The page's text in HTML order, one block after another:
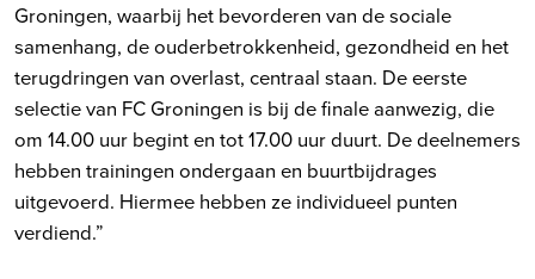
Groningen, waarbij het bevorderen van de sociale
samenhang, de ouderbetrokkenheid, gezondheid en het
terugdringen van overlast, centraal staan. De eerste
selectie van FC Groningen is bij de finale aanwezig, die
om 14.00 uur begint en tot 17.00 uur duurt. De deelnemers
hebben trainingen ondergaan en buurtbijdrages
uitgevoerd. Hiermee hebben ze individueel punten
verdiend.”